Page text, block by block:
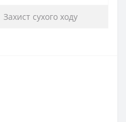
Захист сухого ходу